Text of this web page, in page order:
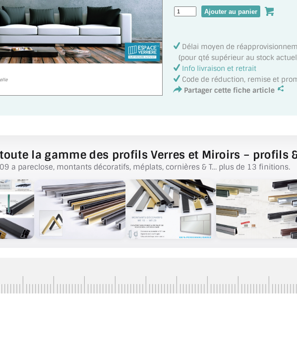
Délai moyen de
(pour qté supérieur au stock
Info livraison et retrait
Code de réduction, remise et
Partager cette fiche article
la gamme des profils Verres et Miroirs – profils
a pareclose, montants décoratifs, méplats, cornières & T… plus de 13 finitions.